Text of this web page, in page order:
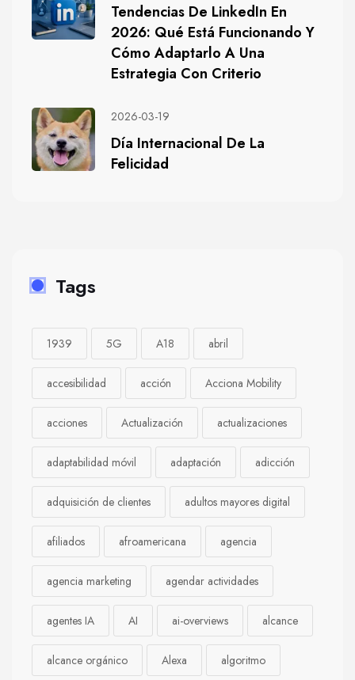
Tendencias De LinkedIn En
2026: Qué Está Funcionando Y
Cómo Adaptarlo A Una
Estrategia Con Criterio
2026-03-19
Día Internacional De La
Felicidad
Tags
1939 5G A18 abril
accesibilidad acción Acciona Mobility
acciones Actualización actualizaciones
adaptabilidad móvil adaptación adicción
adquisición de clientes adultos mayores digital
afiliados afroamericana agencia
agencia marketing agendar actividades
agentes IA AI ai-overviews alcance
alcance orgánico Alexa algoritmo